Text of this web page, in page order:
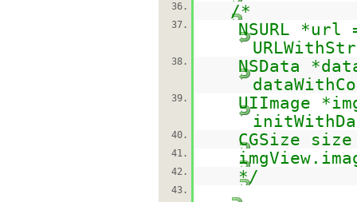
36.
/*
37.
NSURL *url
38.
NSData
39.
UIImage
40. CGSize
41.
42. */
43.